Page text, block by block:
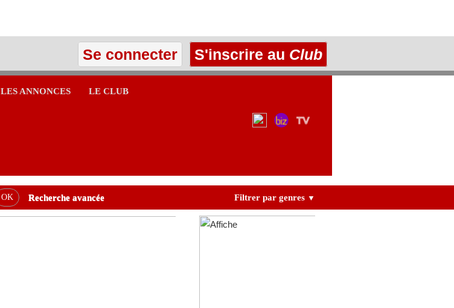
Se connecter S'inscrire au Club
LES ANNONCES LE CLUB
Recherche avancée Filtrer par genres ▼